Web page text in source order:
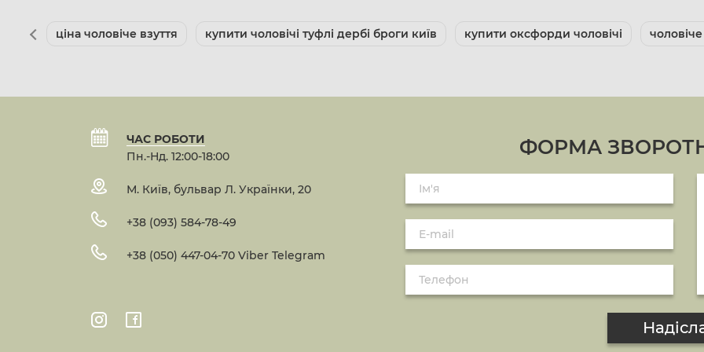
ціна чоловіче взуття купити чоловічі туфлі дербі броги київ купити оксфорди чоловічі
ЧАС РОБОТИ
Пн.-Нд. 12:00-18:00
М. Київ, бульвар Л. Українки, 20
+38 (093) 584-78-49
+38 (050) 447-04-70 Viber Telegram
ФОРМА